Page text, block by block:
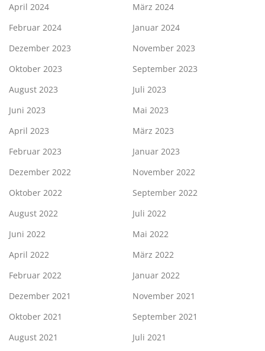
April 2024
März 2024
Februar 2024
Januar 2024
Dezember 2023
November 2023
Oktober 2023
September 2023
August 2023
Juli 2023
Juni 2023
Mai 2023
April 2023
März 2023
Februar 2023
Januar 2023
Dezember 2022
November 2022
Oktober 2022
September 2022
August 2022
Juli 2022
Juni 2022
Mai 2022
April 2022
März 2022
Februar 2022
Januar 2022
Dezember 2021
November 2021
Oktober 2021
September 2021
August 2021
Juli 2021